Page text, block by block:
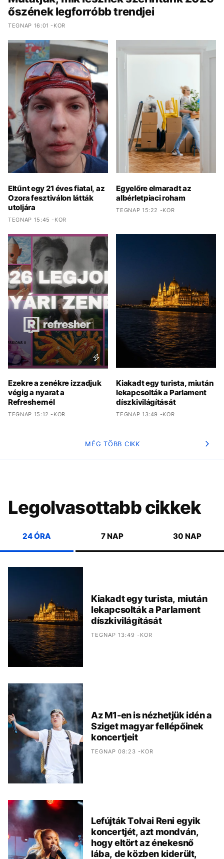
őszének legforróbb trendjei
TEGNAP 16:01 -KOR
Eltűnt egy 21 éves fiatal, az
Ozora fesztiválon látták
utoljára
TEGNAP 15:45 -KOR
Egyelőre elmaradt az
albérletpiaci roham
TEGNAP 15:22 -KOR
Ezekre a zenékre izzadjuk
végig a nyarat a
Refreshernél
TEGNAP 15:12 -KOR
Kiakadt egy turista, miután
lekapcsolták a Parlament
díszkivilágítását
TEGNAP 13:49 -KOR
MÉG TÖBB CIKK
Legolvasottabb cikkek
24 ÓRA 7 NAP 30 NAP
Kiakadt egy turista, miután
lekapcsolták a Parlament
díszkivilágítását
TEGNAP 13:49 -KOR
Az M1-en is nézhetjük idén a
Sziget magyar fellépőinek
koncertjeit
TEGNAP 08:23 -KOR
Lefújták Tolvai Reni egyik
koncertjét, azt mondván,
hogy eltört az énekesnő
lába, de közben kiderült,